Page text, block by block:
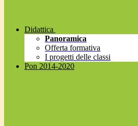
Didattica
Panoramica
Offerta formativa
I progetti delle classi
Pon 2014-2020